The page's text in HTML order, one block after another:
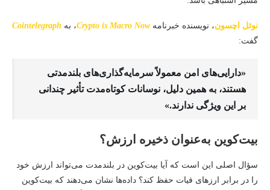
نوئل اچسون، نویسنده خبرنامهCrypto is Macro Now، به Cointelegraph
گفت:
«دارایی‌های امن معمولاً سرمایه‌گذاری‌های بلندمدتی
هستند، به همین دلیل، نوسانات کوتاه‌مدت تأثیر چندانی
بر این ویژگی ندارند.»
بیت‌کوین به‌عنوان ذخیره ارزش؟
سؤال اصلی این است که آیا بیت‌کوین در بلندمدت می‌تواند ارزش خود
را در برابر ارزهای فیات حفظ کند؟ داده‌ها نشان می‌دهند که بیت‌کوین